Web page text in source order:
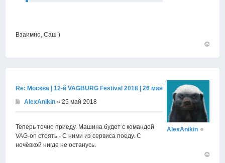
Взаимно, Саш )
Re: Москва | 12-й VAGBURG Festival 2018 | 26 мая
AlexAnikin » 25 май 2018
Теперь точно приеду. Машина будет с командой
VAG-on стоять - С ними из сервиса поеду. С
ночёвкой нигде не останусь.
AlexAnikin